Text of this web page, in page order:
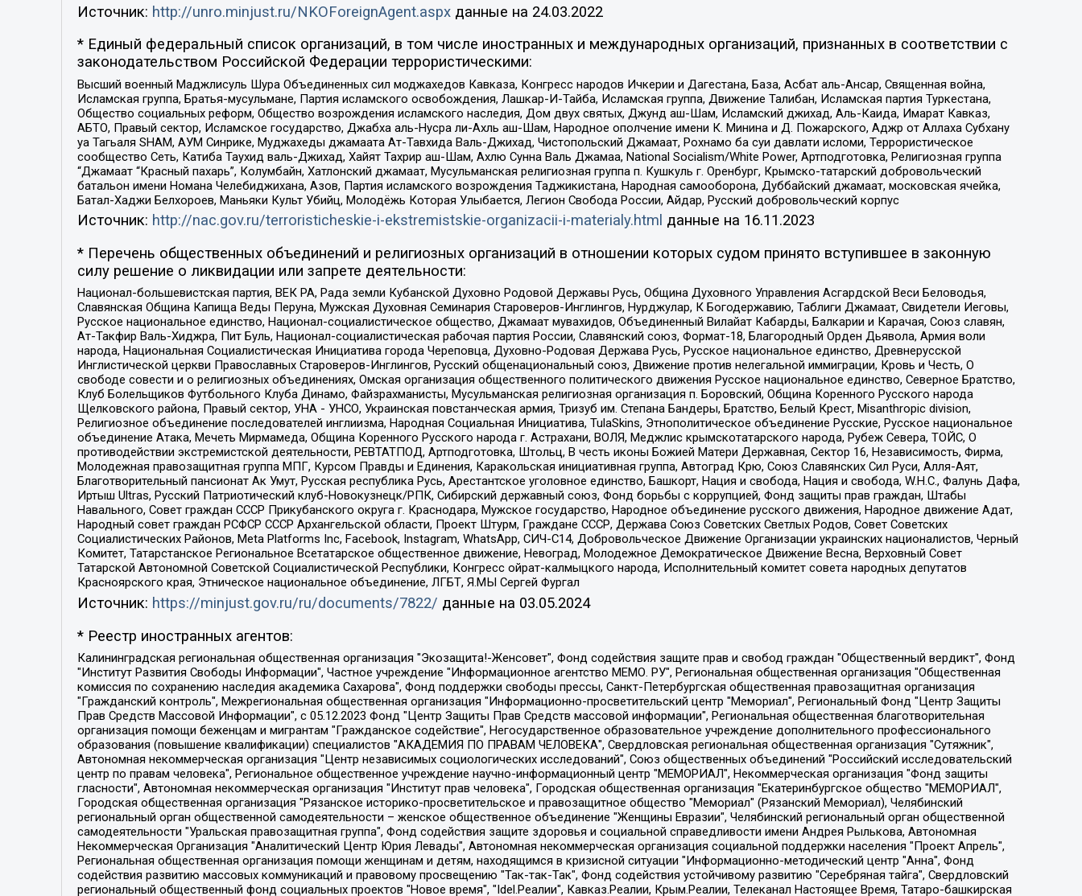
Источник: http://unro.minjust.ru/NKOForeignAgent.aspxданные на 24.03.2022
* Единый федеральный список организаций, в том числе иностранных и международных организаций, признанных в соответствии с
законодательством Российской Федерации террористическими:
Высший военный Маджлисуль Шура Объединенных сил моджахедов Кавказа, Конгресс народов Ичкерии и Дагестана, База, Асбат аль-Ансар, Священная война,
Исламская группа, Братья-мусульмане, Партия исламского освобождения, Лашкар-И-Тайба, Исламская группа, Движение Талибан, Исламская партия Туркестана,
Общество социальных реформ, Общество возрождения исламского наследия, Дом двух святых, Джунд аш-Шам, Исламский джихад, Аль-Каида, Имарат Кавказ,
АБТО, Правый сектор, Исламское государство, Джабха аль-Нусра ли-Ахль аш-Шам, Народное ополчение имени К. Минина и Д. Пожарского, Аджр от Аллаха Субхану
уа Тагьаля SHAM, АУМ Синрике, Муджахеды джамаата Ат-Тавхида Валь-Джихад, Чистопольский Джамаат, Рохнамо ба суи давлати исломи, Террористическое
сообщество Сеть, Катиба Таухид валь-Джихад, Хайят Тахрир аш-Шам, Ахлю Сунна Валь Джамаа, National Socialism/White Power, Артподготовка, Религиозная группа
“Джамаат “Красный пахарь”, Колумбайн, Хатлонский джамаат, Мусульманская религиозная группа п. Кушкуль г. Оренбург, Крымско-татарский добровольческий
батальон имени Номана Челебиджихана, Азов, Партия исламского возрождения Таджикистана, Народная самооборона, Дуббайский джамаат, московская ячейка,
Батал-Хаджи Белхороев, Маньяки Культ Убийц, Молодёжь Которая Улыбается, Легион Свобода России, Айдар, Русский добровольческий корпус
Источник: http://nac.gov.ru/terroristicheskie-i-ekstremistskie-organizacii-i-materialy.html данные на 16.11.2023
* Перечень общественных объединений и религиозных организаций в отношении которых судом принято вступившее в законную
силу решение о ликвидации или запрете деятельности:
Национал-большевистская партия, ВЕК РА, Рада земли Кубанской Духовно Родовой Державы Русь, Община Духовного Управления Асгардской Веси Беловодья,
Славянская Община Капища Веды Перуна, Мужская Духовная Семинария Староверов-Инглингов, Нурджулар, К Богодержавию, Таблиги Джамаат, Свидетели Иеговы,
Русское национальное единство, Национал-социалистическое общество, Джамаат мувахидов, Объединенный Вилайат Кабарды, Балкарии и Карачая, Союз славян,
Ат-Такфир Валь-Хиджра, Пит Буль, Национал-социалистическая рабочая партия России, Славянский союз, Формат-18, Благородный Орден Дьявола, Армия воли
народа, Национальная Социалистическая Инициатива города Череповца, Духовно-Родовая Держава Русь, Русское национальное единство, Древнерусской
Инглистической церкви Православных Староверов-Инглингов, Русский общенациональный союз, Движение против нелегальной иммиграции, Кровь и Честь, О
свободе совести и о религиозных объединениях, Омская организация общественного политического движения Русское национальное единство, Северное Братство,
Клуб Болельщиков Футбольного Клуба Динамо, Файзрахманисты, Мусульманская религиозная организация п. Боровский, Община Коренного Русского народа
Щелковского района, Правый сектор, УНА - УНСО, Украинская повстанческая армия, Тризуб им. Степана Бандеры, Братство, Белый Крест, Misanthropic division,
Религиозное объединение последователей инглиизма, Народная Социальная Инициатива, TulaSkins, Этнополитическое объединение Русские, Русское национальное
объединение Атака, Мечеть Мирмамеда, Община Коренного Русского народа г. Астрахани, ВОЛЯ, Меджлис крымскотатарского народа, Рубеж Севера, ТОЙС, О
противодействии экстремистской деятельности, РЕВТАТПОД, Артподготовка, Штольц, В честь иконы Божией Матери Державная, Сектор 16, Независимость, Фирма,
Молодежная правозащитная группа МПГ, Курсом Правды и Единения, Каракольская инициативная группа, Автоград Крю, Союз Славянских Сил Руси, Алля-Аят,
Благотворительный пансионат Ак Умут, Русская республика Русь, Арестантское уголовное единство, Башкорт, Нация и свобода, Нация и свобода, W.H.С., Фалунь Дафа,
Иртыш Ultras, Русский Патриотический клуб-Новокузнецк/РПК, Сибирский державный союз, Фонд борьбы с коррупцией, Фонд защиты прав граждан, Штабы
Навального, Совет граждан СССР Прикубанского округа г. Краснодара, Мужское государство, Народное объединение русского движения, Народное движение Адат,
Народный совет граждан РСФСР СССР Архангельской области, Проект Штурм, Граждане СССР, Держава Союз Советских Светлых Родов, Совет Советских
Социалистических Районов, Meta Platforms Inc, Facebook, Instagram, WhatsApp, СИЧ-С14, Добровольческое Движение Организации украинских националистов, Черный
Комитет, Татарстанское Региональное Всетатарское общественное движение, Невоград, Молодежное Демократическое Движение Весна, Верховный Совет
Татарской Автономной Советской Социалистической Республики, Конгресс ойрат-калмыцкого народа, Исполнительный комитет совета народных депутатов
Красноярского края, Этническое национальное объединение, ЛГБТ, Я.МЫ Сергей Фургал
Источник: https://minjust.gov.ru/ru/documents/7822/ данные на 03.05.2024
* Реестр иностранных агентов:
Калининградская региональная общественная организация "Экозащита!-Женсовет", Фонд содействия защите прав и свобод граждан "Общественный вердикт", Фонд "Институт Развития Свободы Информации", Частное учреждение "Информационное агентство МЕМО. РУ", Региональная общественная организация "Общественная комиссия по сохранению наследия академика Сахарова", Фонд поддержки свободы прессы, Санкт-Петербургская общественная правозащитная организация "Гражданский контроль", Межрегиональная общественная организация "Информационно-просветительский центр "Мемориал", Региональный Фонд "Центр Защиты Прав Средств Массовой Информации", с 05.12.2023 Фонд "Центр Защиты Прав Средств массовой информации", Региональная общественная благотворительная организация помощи беженцам и мигрантам "Гражданское содействие", Негосударственное образовательное учреждение дополнительного профессионального образования (повышение квалификации) специалистов "АКАДЕМИЯ ПО ПРАВАМ ЧЕЛОВЕКА", Свердловская региональная общественная организация "Сутяжник", Автономная некоммерческая организация "Центр независимых социологических исследований", Союз общественных объединений "Российский исследовательский центр по правам человека", Региональное общественное учреждение научно-информационный центр "МЕМОРИАЛ", Некоммерческая организация "Фонд защиты гласности", Автономная некоммерческая организация "Институт прав человека", Городская общественная организация "Екатеринбургское общество "МЕМОРИАЛ", Городская общественная организация "Рязанское историко-просветительское и правозащитное общество "Мемориал" (Рязанский Мемориал), Челябинский региональный орган общественной самодеятельности – женское общественное объединение "Женщины Евразии", Челябинский региональный орган общественной самодеятельности "Уральская правозащитная группа", Фонд содействия защите здоровья и социальной справедливости имени Андрея Рылькова, Автономная Некоммерческая Организация "Аналитический Центр Юрия Левады", Автономная некоммерческая организация социальной поддержки населения "Проект Апрель", Региональная общественная организация помощи женщинам и детям, находящимся в кризисной ситуации "Информационно-методический центр "Анна", Фонд содействия развитию массовых коммуникаций и правовому просвещению "Так-так-Так", Фонд содействия устойчивому развитию "Серебряная тайга", Свердловский региональный общественный фонд социальных проектов "Новое время", "Idel.Реалии", Кавказ.Реалии, Крым.Реалии, Телеканал Настоящее Время, Татаро-башкирская служба Радио Свобода (Azatliq Radiosi), Радио Свободная Европа/Радио Свобода (PCE/PC), "Сибирь.Реалии", "Фактограф", Благотворительный фонд помощи осужденным и их семьям, Автономная некоммерческая организация "Институт глобализации и социальных движений", Фонд "В защиту прав заключенных", Частное учреждение "Центр поддержки и содействия развитию средств массовой информации", Пензенский региональный общественный благотворительный фонд "Гражданский союз", "Север.Реалии", Некоммерческая организация Фонд "Правовая инициатива", Общество с ограниченной ответственностью "Радио Свободная Европа/Радио Свобода", Чешское информационное агентство "MEDIUM-ORIENT", Красноярская региональная общественная организация "Мы против СПИДа", Камалягин Денис Николаевич, Маркелов Сергей Евгеньевич, Пономарев Лев Александрович, Савицкая Людмила Алексеевна, Автономная некоммерческая организация "Центр по работе с проблемой насилия "НАСИЛИЮ.НЕТ", Межрегиональный профессиональный союз работников здравоохранения "Альянс врачей", Юридическое лицо, зарегистрированное в Латвийской Республике, SIA "Medusa Project" (регистрационный номер 40103797863, дата регистрации 10.06.2014), Некоммерческая организация "Фонд по борьбе с коррупцией", Автономная некоммерческая организация "Институт права и публичной политики", Баданин Роман Сергеевич, Гликин Максим Александрович, Железнова Мария Михайловна, Лукьянова Юлия Сергеевна, Маетная Елизавета Витальевна, Маняхин Петр Борисович, Чуракова Ольга Владимировна, Ярош Юлия Петровна, Юридическое лицо "The Insider SIA", зарегистрированное в Риге, Латвийская Республика (дата регистрации 26.06.2015), являющееся администратором доменного имени интернет-издания "The Insider SIA", https://theins.ru, Постернак Алексей Евгеньевич, Рубин Михаил Аркадьевич, Анин Роман Александрович, Юридическое лицо Istories fonds, зарегистрированное в Латвийской Республике (регистрационный номер 50008295751, дата регистрации 24.02.2020), Великовский Дмитрий Александрович, Долинина Ирина Николаевна, Мароховская Алеся Алексеевна, Шлейнов Роман Юрьевич, Шмагун Олеся Валентиновна, Общество с ограниченной ответственностью "Альтаир 2021", Общество с ограниченной ответственностью "Вега 2021", Общество с ограниченной ответственностью "Главный редактор 2021", Общество с ограниченной ответственностью "Ромашки монолит", Важенков Артем Валерьевич, Ивановская областная общественная организация "Центр гендерных исследований", Гурман Юрий Альбертович, Медиапроект "ОВД-Инфо", Егоров Владимир Владимирович, Жилинский Владимир Александрович, Общество с ограниченной ответственностью "ЗП", Иванова София Юрьевна, Карезина Инна Павловна, Кильтау Екатерина Викторовна, Петров Алексей Викторович, Пискунов Сергей Евгеньевич, Смирнов Сергей Сергеевич, Тихонов Михаил Сергеевич, Общество с ограниченной ответственностью "ЖУРНАЛИСТ-ИНОСТРАННЫЙ АГЕНТ", Арапова Галина Юрьевна, Вольтская Татьяна Анатольевна, Американская компания "Mason G.E.S. Anonymous Foundation" (США), являющаяся владельцем интернет-издания https://mnews.world/, Компания "Stichting Bellingcat", зарегистрированная в Нидерландах (дата регистрации 11.07.2018), Захаров Андрей Вячеславович, Клепиковская Екатерина Дмитриевна, Общество с ограниченной ответственностью "МЕМО", Перл Роман Александрович, Симонов Евгений Алексеевич, Соловьева Елена Анатольевна, Сотников Даниил Владимирович, Сурначева Елизавета Дмитриевна, Автономная некоммерческая организация по защите прав человека и информированию населения "Якутия – Наше Мнение", Общество с ограниченной ответственностью "Москоу диджитал медиа", с 26.01.2023 Общество с ограниченной ответственностью "Чайка Белые сады", Ветошкина Валерия Валерьевна, Заговора Максим Александрович, Межрегиональное общественное движение "Российская ЛГБТ - сеть", Оленичев Максим Владимирович, Павлов Иван Юрьевич, Скворцова Елена Сергеевна, Общество с ограниченной ответственностью "Как бы инагент", Кочетков Игорь Викторович, Общество с ограниченной ответственностью "Честные выборы", Еланчик Олег Александрович, Общество с ограниченной ответственностью "Нобелевский призыв", Гималова Регина Эмилевна, Григорьев Андрей Валерьевич, Григорьева Алина Александровна, Ассоциация по содействию защите прав призывников, альтернативнослужащих и военнослужащих "Правозащитная группа "Гражданин.Армия.Право", Хисамова Регина Фаритовна, Автономная некоммерческая организация по реализации социально-правовых программ "Лилит", Дальневосточное общественное движение "Маяк", Санкт-Петербургская ЛГБТ-инициативная группа "Выход", Инициативная группа ЛГБТ+ "Реверс", Алексеев Андрей Викторович, Бекбулатова Таисия Львовна, Беляев Иван Михайлович, Владыкина Елена Сергеевна, Гельман Марат Александрович, Никульшина Вероника Юрьевна, Толоконникова Надежда Андреевна, Шендерович Виктор Анатольевич, Общество с ограниченной ответственностью "Данное сообщение", Общество с ограниченной ответственностью Издательский дом "Новая глава", Айнбиндер Александра Александровна, Московский комьюнити-центр для ЛГБТ+инициатив, Благотворительный фонд развития филантропии, Deutsche Welle (Германия, Kurt-Schumacher-Strasse 3, 53113 Bonn), Борзунова Мария Михайловна, Воробьев Виктор Викторович, Голубева Анна Львовна, Константинова Алла Михайловна, Малкова Ирина Владимировна, Мурадов Мурад Абдулгалимович, Осетинская Елизавета Николаевна, Понасенков Евгений Николаевич, Ганапольский Матвей Юрьевич, Киселев Евгений Алексеевич, Борухович Ирина Григорьевна, Дремин Иван Тимофеевич, Дубровский Дмитрий Викторович, Красноярская региональная общественная организация поддержки и развития альтернативных образовательных технологий и межкультурных коммуникаций "ИНТЕРРА", Маяковская Екатерина Алексеевна, Фейгин Марк Захарович, Филимонов Андрей Викторович, Дзугкоева Регина Николаевна, Доброхотов Роман Александрович, Дудь Юрий Александрович, Елкин Сергей Владимирович, Кругликов Кирилл Игоревич, Сабунаева Мария Леонидовна, Семенов Алексей Владимирович, Шаинян Карен Багратович, Шульман Екатерина Михайловна, Асафьев Артур Валерьевич, Вахштайн Виктор Семенович, Венедиктов Алексей Алексеевич, Лушникова Екатерина Евгеньевна, Волков Леонид Михайлович, Невзоров Александр Глебович, Пархоменко Сергей Борисович, Сироткин Ярослав Николаевич, Кара-Мурза Владимир Владимирович, Баранова Наталья Владимировна, Гозман Леонид Яковлевич, Кагарлицкий Борис Юльевич, Климарев Михаил Валерьевич, Милов Владимир Станиславович, Автономная некоммерческая организация Краснодарский центр современного искусства "Типография", Моргенштерн Алишер Тагирович, Соболь Любовь Эдуардовна, Общество с ограниченной ответственностью "ЛИЗА НОРМ", Каспаров Гарри Кимович, Ходорковский Михаил Борисович, Общество с ограниченной ответственностью "Апрельские тезисы", Данилович Ирина Брониславовна, Кашин Олег Владимирович, Петров Николай Владимирович, Пивоваров Алексей Владимирович, Соколов Михаил Владимирович, Цветкова Юлия Владимировна, Чичваркин Евгений Александрович, Комитет против пыток/Команда против пыток, Общество с ограниченной ответственностью "Первый научный", Общество с ограниченной ответственностью "Вертолет и ко", Белоцерковская Вероника Борисовна, Кац Максим Евгеньевич, Лазарева Татьяна Юрьевна, Шаведдинов Руслан Табризович, Яшин Илья Валерьевич, Общество с ограниченной ответственностью "Иноагент ААВ", Алешковский Дмитрий Петрович, Альбац Евгения Марковна, Быков Дмитрий Львович, Галямина Юлия Евгеньевна, Лойко Сергей Леонидович, Мартынов Кирилл Константинович, Медведев Сергей Александрович, Крашенинников Федор Геннадиевич, Гордеева Катерина Вл